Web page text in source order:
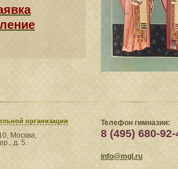
организации
Москва,
д. 5.
Телефон гимназии:
8 (495) 680-92-
info@mgl.ru